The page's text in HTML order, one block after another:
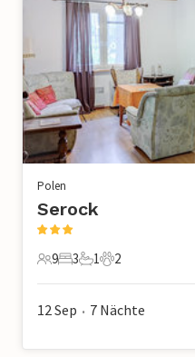
Polen
Serock
9 Gäste
9
3 Schlafzimmer
3
1 Badezimmer
1
2 Haustiere
2
12 Sep • 7 Nächte